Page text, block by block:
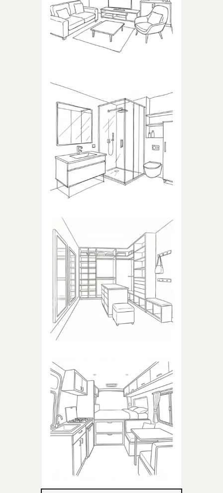
Produkty dedykowane do
pokoju dziennego
ŁAZIENKA
Produkty dedykowane do
łazienki
GARDEROBA
Produkty dedykowane do
garderoby
KAMPER
Produkty dedykowane do
kampera